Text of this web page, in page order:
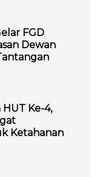
FGD
Dewan
HUT Ke-4,
Ketahanan